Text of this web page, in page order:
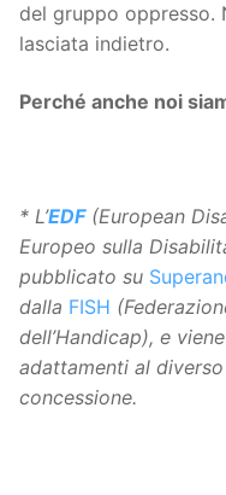
del gruppo oppresso.
lasciata indietro.
Perché anche noi
* L’EDF(European
Europeo sulla
pubblicato su
dalla FISH
dell’Handicap), e
adattamenti al
concessione.